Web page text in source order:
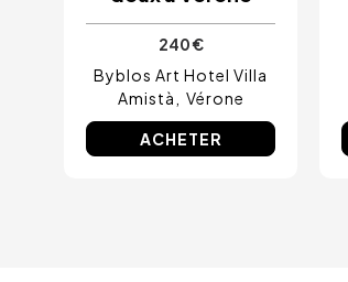
240 €
Byblos Art Hotel Villa
Amistà
Vérone
ACHETER